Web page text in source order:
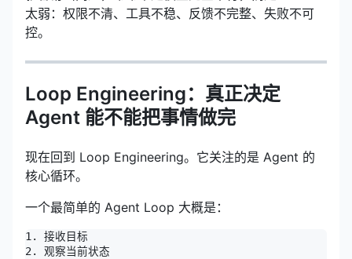
太弱：权限不清、工具不稳、反馈不完整、失败不可
控。
Loop Engineering：真正决定
Agent 能不能把事情做完
现在回到 Loop Engineering。它关注的是 Agent 的
核心循环。
一个最简单的 Agent Loop 大概是：
1. 接收目标
2. 观察当前状态